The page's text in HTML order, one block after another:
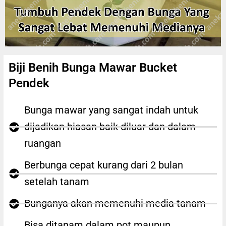
Biji Benih Bunga Mawar Bucket
Pendek
Bunga mawar yang sangat indah untuk
dijadikan hiasan baik diluar dan dalam
ruangan
Berbunga cepat kurang dari 2 bulan
setelah tanam
Bunganya akan memenuhi media tanam